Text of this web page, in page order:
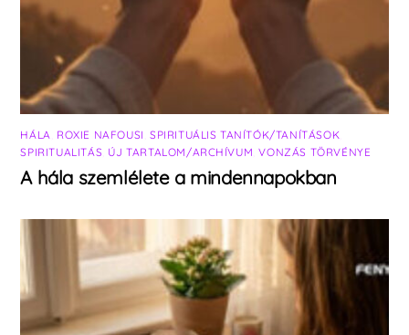
HÁLA ROXIE NAFOUSI SPIRITUÁLIS TANÍTÓK/TANÍTÁSOK
SPIRITUALITÁS ÚJ TARTALOM/ARCHÍVUM ,VONZÁS TÖRVÉNYE
A hála szemlélete a mindennapokban